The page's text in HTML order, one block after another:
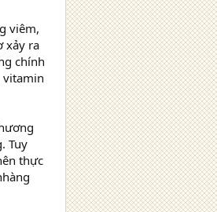
viêm,
xảy ra
chính
vitamin
Tuy
thực